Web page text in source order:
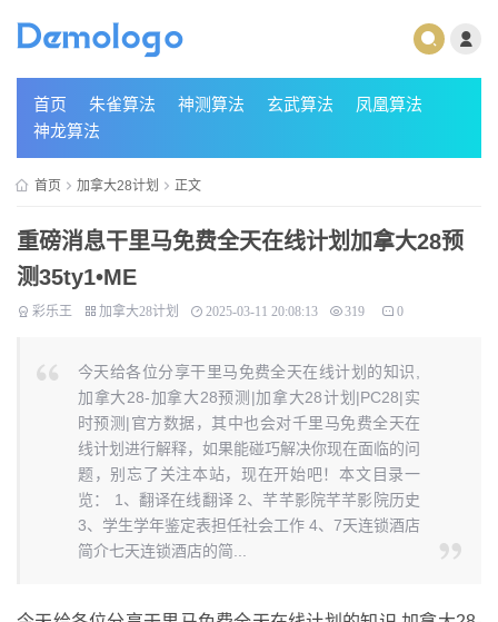
首页 朱雀算法 神测算法 玄武算法
凤凰算法
神龙算法
首页 加拿大28计划 正文
重磅消息干里马免费全天在线计划加拿大28预
测35ty1 •ME
彩乐王 加拿大28计划 2025-03-11 20:08:13 319 0
今天给各位分享干里马免费全天在线计划的知识,
加拿大28-加拿大28预测|加拿大28计划|PC28|实
时预测|官方数据，其中也会对千里马免费全天在
线计划进行解释，如果能碰巧解决你现在面临的问
题，别忘了关注本站，现在开始吧！本文目录一
览： 1、翻译在线翻译 2、芊芊影院芊芊影院历史
3、学生学年鉴定表担任社会工作 4、7天连锁酒店
简介七天连锁酒店的简...